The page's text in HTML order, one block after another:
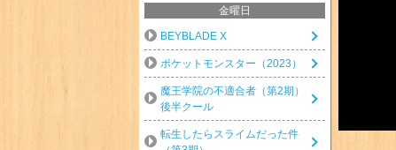
金曜日
BEYBLADE X
ポケットモンスター（2023）
魔王学院の不適合者（第2期）
後半クール
転生したらスライムだった件